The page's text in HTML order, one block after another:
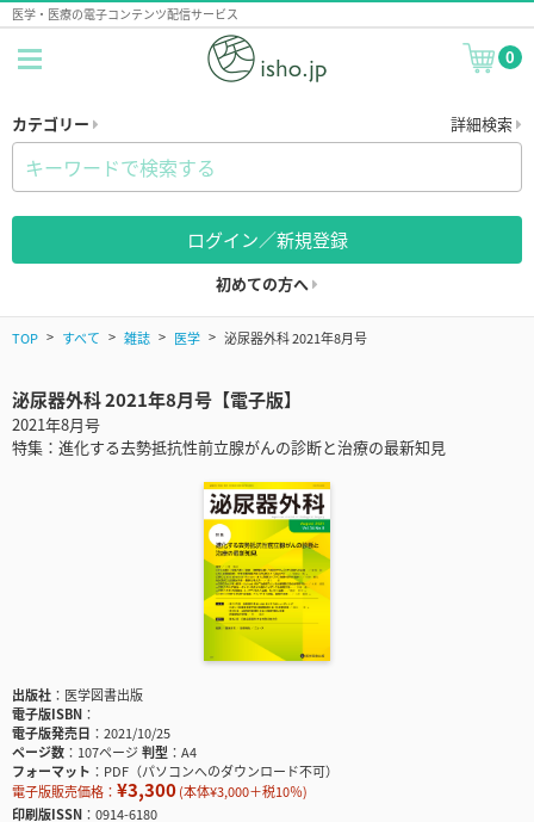
医学・医療の電子コンテンツ配信サービス
0
カテゴリー 詳細検索
ログイン／新規登録
初めての方へ
TOP すべて 雑誌 医学 泌尿器外科 2021年8月号
泌尿器外科 2021年8月号【電子版】
2021年8月号
特集：進化する去勢抵抗性前立腺がんの診断と治療の最新知見
出版社
医学図書出版
電子版ISBN
電子版発売日
2021/10/25
ページ数
107ページ判型
A4
フォーマット
PDF（パソコンへのダウンロード不可）
電子版販売価格： ¥3,300(本体¥3,000＋税10％)
印刷版ISSN
0914-6180